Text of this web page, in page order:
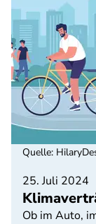
25. Juli 2024
Ob im Auto,
Quelle: